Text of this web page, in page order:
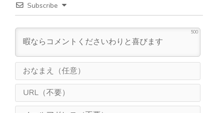
Subscribe
500
ま
（
L